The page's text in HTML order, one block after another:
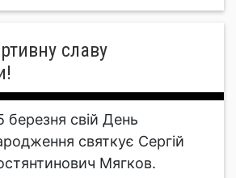
славу
березня свій День
святкує Сергій
Мягков.